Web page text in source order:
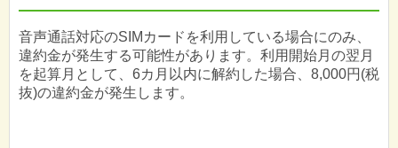
音声通話対応のSIMカードを利用している場合にのみ、
違約金が発生する可能性があります。利用開始月の翌月
を起算月として、6カ月以内に解約した場合、8,000円(税
抜)の違約金が発生します。